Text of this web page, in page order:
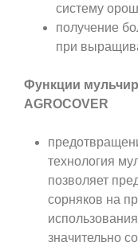
систему
получение
при
Функции
AGROCOVER
технология
позволяет
сорняков на
значительно